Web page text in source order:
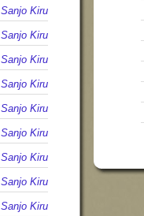
Sanjo Kiru
Sanjo Kiru
Sanjo Kiru
Sanjo Kiru
Sanjo Kiru
Sanjo Kiru
Sanjo Kiru
Sanjo Kiru
Sanjo Kiru